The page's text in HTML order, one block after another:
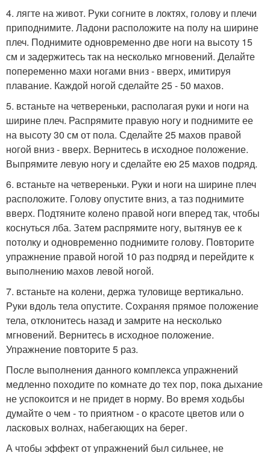
4. лягте на живот. Руки согните в локтях, голову и плечи
приподнимите. Ладони расположите на полу на ширине
плеч. Поднимите одновременно две ноги на высоту 15
см и задержитесь так на несколько мгновений. Делайте
попеременно махи ногами вниз - вверх, имитируя
плавание. Каждой ногой сделайте 25 - 50 махов.
5. встаньте на четвереньки, располагая руки и ноги на
ширине плеч. Распрямите правую ногу и поднимите ее
на высоту 30 см от пола. Сделайте 25 махов правой
ногой вниз - вверх. Вернитесь в исходное положение.
Выпрямите левую ногу и сделайте ею 25 махов подряд.
6. встаньте на четвереньки. Руки и ноги на ширине плеч
расположите. Голову опустите вниз, а таз поднимите
вверх. Подтяните колено правой ноги вперед так, чтобы
коснуться лба. Затем распрямите ногу, вытянув ее к
потолку и одновременно поднимите голову. Повторите
упражнение правой ногой 10 раз подряд и перейдите к
выполнению махов левой ногой.
7. встаньте на колени, держа туловище вертикально.
Руки вдоль тела опустите. Сохраняя прямое положение
тела, отклонитесь назад и замрите на несколько
мгновений. Вернитесь в исходное положение.
Упражнение повторите 5 раз.
После выполнения данного комплекса упражнений
медленно походите по комнате до тех пор, пока дыхание
не успокоится и не придет в норму. Во время ходьбы
думайте о чем - то приятном - о красоте цветов или о
ласковых волнах, набегающих на берег.
А чтобы эффект от упражнений был сильнее, не